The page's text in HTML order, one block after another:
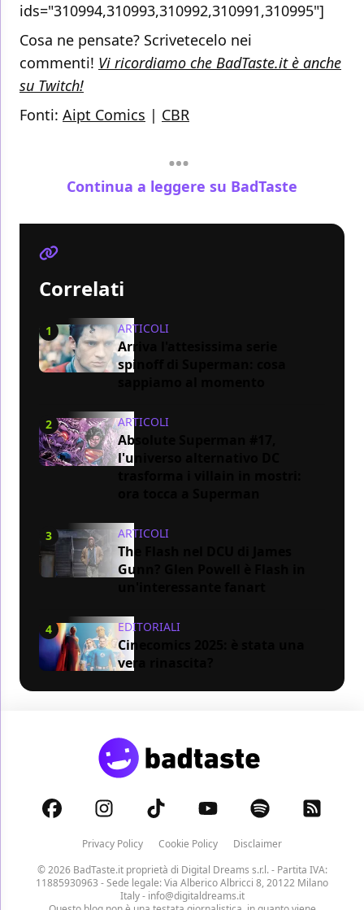
ids="310994,310993,310992,310991,310995"]
Cosa ne pensate? Scrivetecelo nei
commenti! Vi ricordiamo che BadTaste.it è anche
su Twitch!
Fonti: Aipt Comics | CBR
Continua a leggere su BadTaste
Correlati
1 ARTICOLI
Arriva l'attesissima serie
spinoff di Superman: cosa
2 ARTICOLI
Absolute Superman #17,
l'universo alternativo DC
3 ARTICOLI
The Flash nel DCU di James
Gunn? Glen Powell è Flash in
4 EDITORIALI
Cinecomics 2025: è stata una
vera rinascita?
Privacy Policy Cookie Policy
Disclaimer
© 2026 BadTaste.it proprietà di Digital Dreams s.r.l.- Partita IVA:
11885930963 - Sede legale: Via Alberico Albricci 8, 20122 Milano
Italy - info@digitaldreams.it